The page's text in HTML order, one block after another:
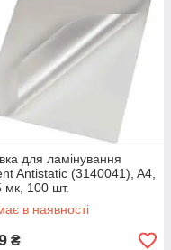
для ламінування
Antistatic (3140041), A4,
мк, 100 шт.
в наявності
₴